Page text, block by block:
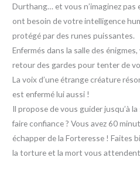
Durthang… et vous n’imaginez
ont besoin de votre intelligence
protégé par des runes puissantes.
Enfermés dans la salle des
retour des gardes pour tenter de
La voix d’une étrange créature
est enfermé lui aussi !
Il propose de vous guider jusqu’à
faire confiance ? Vous avez 60
échapper de la Forteresse ! Faites
la torture et la mort vous